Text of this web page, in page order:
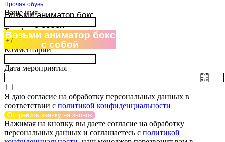
Прочая обувь
Возьми аниматор бокс
с собой
Возьми аниматор бокс
с собой
Ваше имя
Телефон
Комментарий
Дата мероприятия
Я даю согласие на обработку персональных данных в
соответствии с политикой конфиденциальности
Отправить заявку на звонок
Нажимая на кнопку, вы даете согласие на обработку
персональных данных и соглашаетесь c политикой